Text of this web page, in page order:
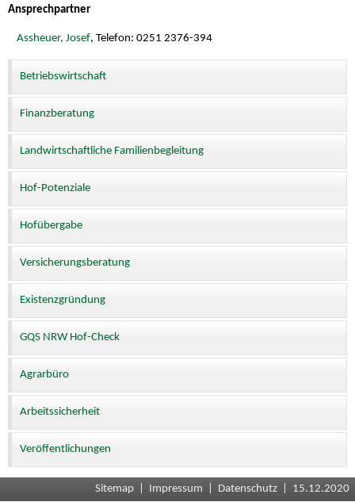
Ansprechpartner
Assheuer, Josef, Telefon: 0251 2376-394
Betriebswirtschaft
Finanzberatung
Landwirtschaftliche Familienbegleitung
Hof-Potenziale
Hofübergabe
Versicherungsberatung
Existenzgründung
GQS NRW Hof-Check
Agrarbüro
Arbeitssicherheit
Veröffentlichungen
Sitemap Impressum Datenschutz | 15.12.2020